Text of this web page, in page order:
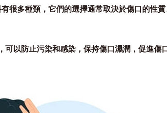
很多種類，它們的選擇通常取決於傷口的性
可以防止污染和感染，保持傷口濕潤，促進